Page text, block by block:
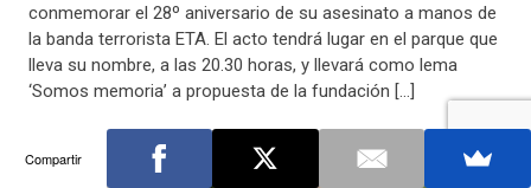
conmemorar el 28º aniversario de su asesinato a manos de
la banda terrorista ETA. El acto tendrá lugar en el parque que
lleva su nombre, a las 20.30 horas, y llevará como lema
‘Somos memoria’ a propuesta de la fundación […]
Compartir